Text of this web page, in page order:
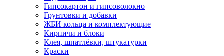
Гипсокартон и гипсоволокно
Грунтовки и добавки
ЖБИ кольца и комплектующие
Кирпичи и блоки
Клея, шпатлёвки, штукатурки
Краски